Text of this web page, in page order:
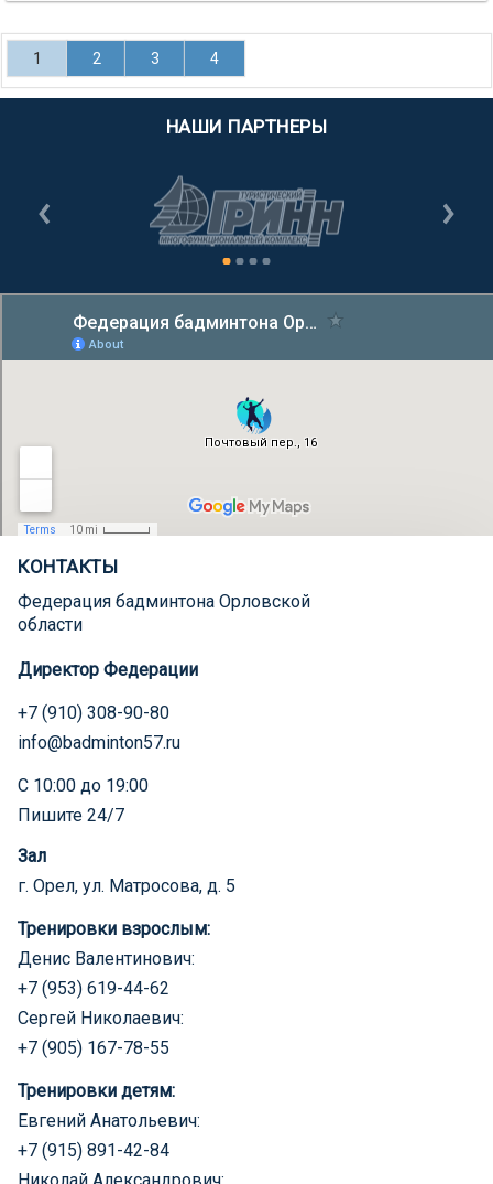
1 2 3 4
НАШИ ПАРТНЕРЫ
КОНТАКТЫ
Федерация бадминтона Орловской
области
Директор Федерации
+7 (910) 308-90-80
info@badminton57.ru
С 10:00 до 19:00
Пишите 24/7
Зал
г. Орел, ул. Матросова, д. 5
Тренировки взрослым:
Денис Валентинович:
+7 (953) 619-44-62
Сергей Николаевич:
+7 (905) 167-78-55
Тренировки детям:
Евгений Анатольевич:
+7 (915) 891-42-84